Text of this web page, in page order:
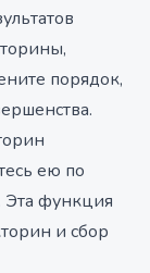
порядок,
ею по
Эта функция
и сбор